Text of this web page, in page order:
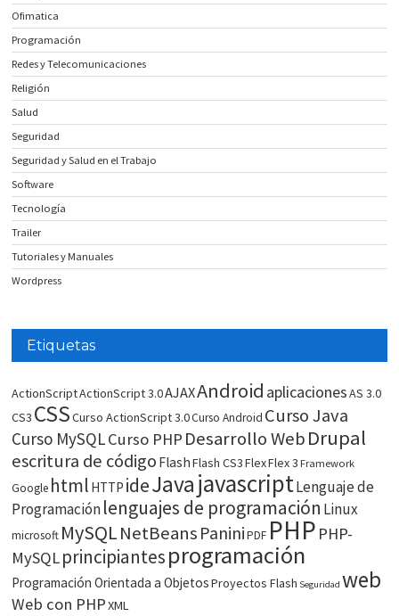
Ofimatica
Programación
Redes y Telecomunicaciones
Religión
Salud
Seguridad
Seguridad y Salud en el Trabajo
Software
Tecnología
Trailer
Tutoriales y Manuales
Wordpress
Etiquetas
ActionScriptActionScript 3.0AJAXAndroid aplicacionesAS 3.0
CS3 CSSCurso ActionScript 3.0Curso Android Curso Java
Curso MySQLCurso PHP Desarrollo WebDrupal
escritura de código FlashFlash CS3FlexFlex 3 Framework
Google html HTTP ideJavajavascriptLenguaje de
Programaciónlenguajes de programación Linux
microsoft MySQLNetBeans Panini PDF PHP PHP-
MySQLprincipiantesprogramación
Programación Orientada a ObjetosProyectos Flash Seguridad web
Web con PHPXML